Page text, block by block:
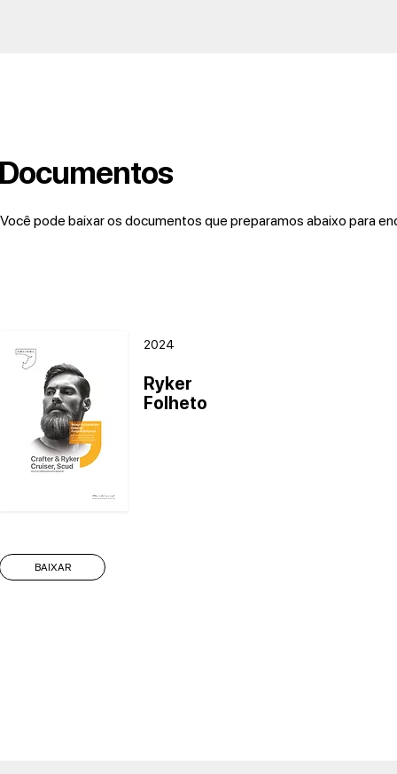
Você pode baixar os documentos que preparamos abaixo para
2024
Ryker
Folheto
BAIXAR